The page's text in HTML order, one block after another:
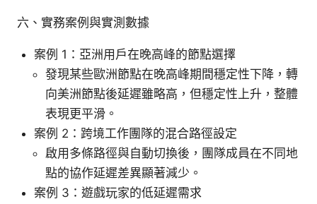
六、實務案例與實測數據
案例 1：亞洲用戶在晚高峰的節點選擇
發現某些歐洲節點在晚高峰期間穩定性下降，轉
向美洲節點後延遲雖略高，但穩定性上升，整體
表現更平滑。
案例 2：跨境工作團隊的混合路徑設定
啟用多條路徑與自動切換後，團隊成員在不同地
點的協作延遲差異顯著減少。
案例 3：遊戲玩家的低延遲需求